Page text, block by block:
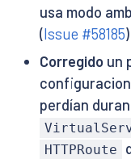
usa modo
(Issue #58185)
Corregidoun
perdían
HTTPRoute